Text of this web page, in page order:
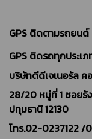
GPS ติดตามรถยนต์
GPS ติดรถทุกประเภ
บริษัทดีดีเจเนอรัล ค
28/20 หมู่ที่ 1 ซอย
ปทุมธานี 12130
โทร.02-0237122 /